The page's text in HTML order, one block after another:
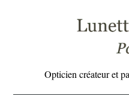
Opticien créateur et